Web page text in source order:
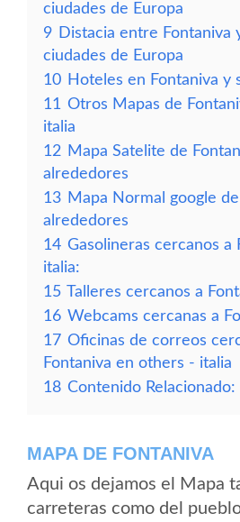
ciudades de Europa
9 Distacia entre Fontaniva
ciudades de Europa
10 Hoteles en Fontaniva y
11 Otros Mapas de
italia
12 Mapa Satelite de
alrededores
13 Mapa Normal google
alrededores
14 Gasolineras cercanos a
italia:
15 Talleres cercanos a
16 Webcams cercanas a
17 Oficinas de correos
Fontaniva en others - italia
18 Contenido Relacionado:
MAPA DE FONTANIVA
Aqui os dejamos el Mapa
carreteras como del